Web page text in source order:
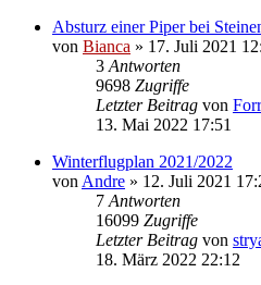
Absturz einer Piper bei
von Bianca » 17. Juli 2021
3 Antworten
9698 Zugriffe
Letzter Beitrag von
13. Mai 2022 17:51
Winterflugplan 2021/2022
von Andre » 12. Juli 2021
7 Antworten
16099 Zugriffe
Letzter Beitrag von
18. März 2022 22:12